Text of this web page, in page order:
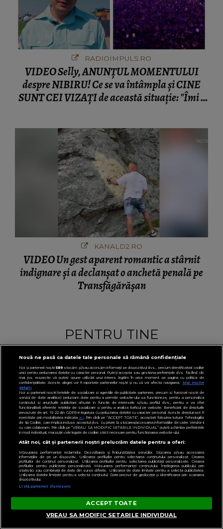
RADIOIMPULS.RO
VIDEO Selly, ANUNȚUL MOMENTULUI
despre NIBIRU! Ce se va întâmpla și CINE
SUNT CEI VIZAȚI de această situație: "Îmi e
KANALD2.RO
VIDEO Un gest aparent romantic a stârnit
indignare și a declanșat o anchetă penală pe
Transfăgărășan
PENTRU TINE
Nouă ne pasă ca datele tale personale să rămână confidențiale
Noi și partenerii noștri589stocăm și/sau accesăm informații pe dispozitivul dvs., precum identificatorii cookie
unici pentru prelucrarea datelor cu caracter personal. Puteți accepta sau gestiona preferințele dvs. făcând clic
mai jos, respectiv vă puteți opune utilizării unui interes legitim în orice moment pe pagina cu politica de
confidențialitate. Aceste alegeri vor fi raportate partenerilor noștri și nu vă vor afecta navigarea.
Mai multe
detalii
Noi si partenerii nostri (retelele de socializare si agentiile de publicitate partenere, precum si furnizorii nostri de
servicii de date analitice) prelucram date pentru a permite website-ului sa functioneze, pentru a personaliza
continutul si anunturile publicitare afisate in functie de interesele si/sau profilul dvs., pentru a va oferi
functionalitati aferente retelelor de socializare si pentru a analiza traficul pe website. Beneficiati de drepturile
prevazute de art. 15-22 din GDPR in legatura cu prelucrarea datelor cu caracter personal. Aceste drepturi pot fi
exercitate prin modalitatea indicataaici. Prin click pe “ACCEPT TOATE”, acceptati folosirea tuturor Tehnologiilor
de tip Cookie, care implica inclusiv acceptul dvs. cu privire la stocarea/accesarea informatiilor de catre Vendor-ii
cu care colaboram. Prin click pe “VREAU SA MODIFIC SETARILE INDIVIDUAL” puteti schimba preferintele
in mod individual, mai putin cele legate de cookie strict necesare pentru functionarea website-ului.
Atât noi, cât și partenerii noștri prelucrăm datele pentru a oferi:
Măsurarea performanței reclamelor. Dezvoltarea și îmbunătățirea serviciilor. Stocarea și/sau accesarea
informațiilor de pe un dispozitiv. Utilizarea profilurilor pentru selectarea conținutului personalizat. Crearea
profilurilor de conținut personalizat. Utilizarea profilurilor pentru selectarea publicității personalizate. Crearea
profilurilor pentru publicitate personalizată. Măsurarea performanței conținutului. Înțelegerea publicului prin
statistici sau combinații de date din surse diferite. Utilizarea de date limitate pentru a selecta publicitatea.
Utilizarea datelor limitate pentru a selecta conținutul. Date precise de geolocație și identificarea prin scanarea
dispozitivului.
Listă parteneri (furnizori)
ACCEPT TOATE
VREAU SA MODIFIC SETARILE INDIVIDUAL